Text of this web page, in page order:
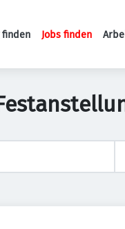
finden Jobs finden